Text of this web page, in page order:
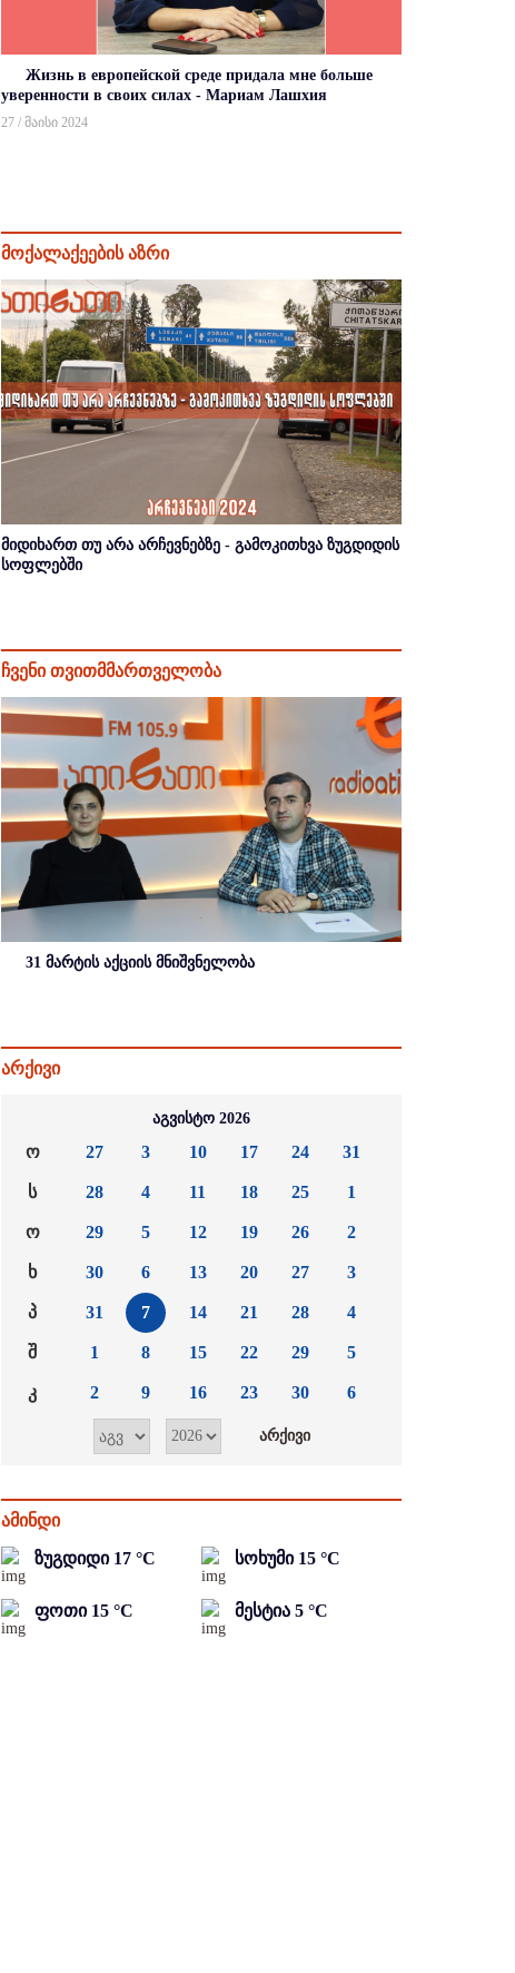
Жизнь в европейской среде придала мне больше
уверенности в своих силах - Мариам Лашхия
27 / მაისი 2024
მოქალაქეების აზრი
მიდიხართ თუ არა არჩევნებზე - გამოკითხვა ზუგდიდის
სოფლებში
ჩვენი თვითმმართველობა
31 მარტის აქციის მნიშვნელობა
არქივი
აგვისტო 2026
ო
ს
ო
ხ
პ
შ
კ
27
28
29
30
31
1
2
3
4
5
6
7
8
9
10
11
12
13
14
15
16
17
18
19
20
21
22
23
24
25
26
27
28
29
30
31
1
2
3
4
5
6
ამინდი
ზუგდიდი 17 °C სოხუმი 15 °C
ფოთი 15 °C მესტია 5 °C